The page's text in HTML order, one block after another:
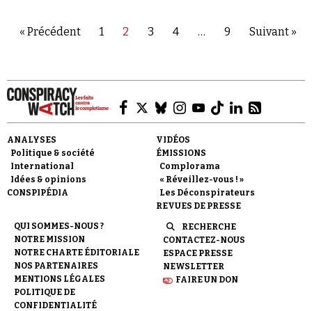
« Précédent 1 2 3 4 … 9 Suivant »
ANALYSES
Politique & société
International
Idées & opinions
CONSPIPÉDIA
VIDÉOS
ÉMISSIONS
Complorama
« Réveillez-vous ! »
Les Déconspirateurs
REVUES DE PRESSE
QUI SOMMES-NOUS ?
NOTRE MISSION
NOTRE CHARTE ÉDITORIALE
NOS PARTENAIRES
MENTIONS LÉGALES
POLITIQUE DE
CONFIDENTIALITÉ
RECHERCHE
CONTACTEZ-NOUS
ESPACE PRESSE
NEWSLETTER
FAIRE UN DON